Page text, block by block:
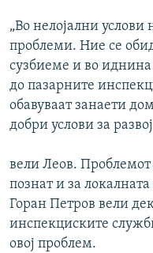
„Во нелојални
проблеми. Ние се
сузбиеме и во
до пазарните
обавуваат занаети
добри услови за
вели Леов. Проблемот
познат и за
Горан Петров вели
инспекциските
овој проблем.